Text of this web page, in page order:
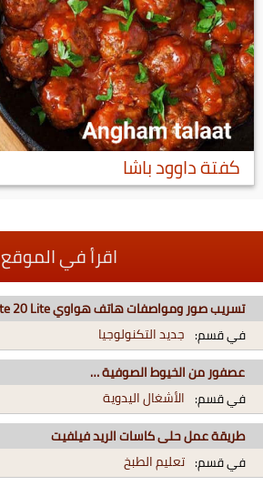
كفتة داوود باشا
اقرأ في الموقع
تسريب صور ومواصفات هاتف هواوي Mate 20 Lite
في قسم: جديد التكنولوجيا
عصفور من الخيوط الصوفية …
في قسم: الأشغال اليدوية
طريقة عمل حلى كاسات الريد فيلفيت
في قسم: تعليم الطبخ